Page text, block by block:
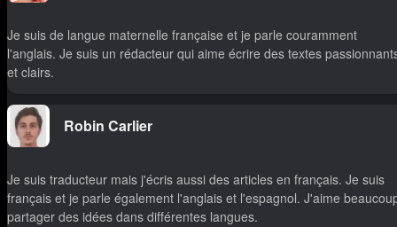
Je suis de langue maternelle française et je parle couramment
l'anglais. Je suis un rédacteur qui aime écrire des textes
et clairs.
Robin Carlier
Je suis traducteur mais j'écris aussi des articles en français. Je suis
français et je parle également l'anglais et l'espagnol. J'aime
partager des idées dans différentes langues.